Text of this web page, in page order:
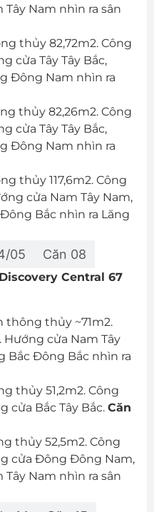
Nam nhìn ra sân
thủy 82,72m2. Công
cửa Tây Tây Bắc,
Đông Nam nhìn ra
thủy 82,26m2. Công
cửa Tây Tây Bắc,
Đông Nam nhìn ra
thủy 117,6m2. Công
cửa Nam Tây Nam,
Bắc nhìn ra Lăng
05 Căn 08
Discovery Central 67
thông thủy ~71m2.
Hướng cửa Nam Tây
Bắc Đông Bắc nhìn ra
thủy 51,2m2. Công
cửa Bắc Tây Bắc. Căn
thủy 52,5m2. Công
cửa Đông Đông Nam,
Nam nhìn ra sân